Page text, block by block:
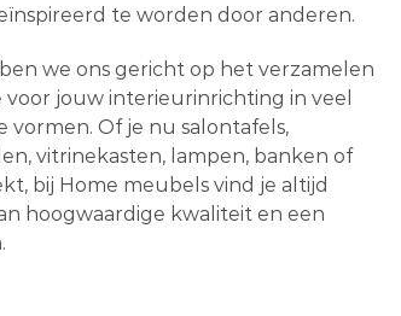
te worden door anderen.
we ons gericht op het verzamelen
voor jouw interieurinrichting in veel
vormen. Of je nu salontafels,
vitrinekasten, lampen, banken of
bij Home meubels vind je altijd
hoogwaardige kwaliteit en een